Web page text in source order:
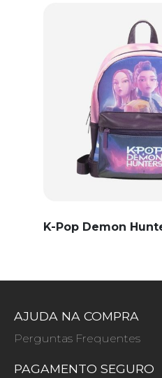
K-Pop Demon
AJUDA NA COMPRA
Perguntas Frequentes
PAGAMENTO SEGURO